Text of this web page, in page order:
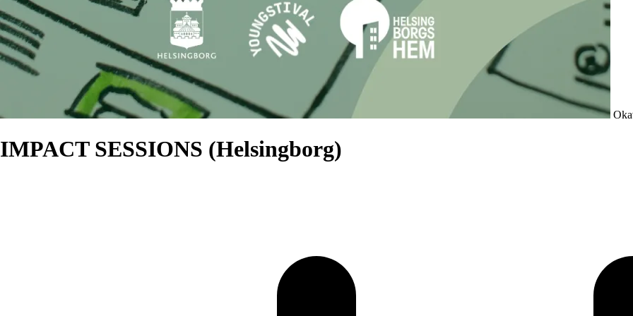
IMPACT SESSIONS (Helsingborg)